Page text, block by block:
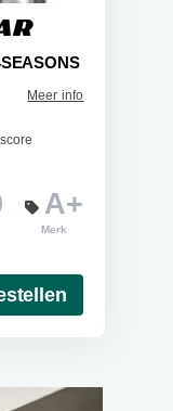
Meer info
A+
Merk